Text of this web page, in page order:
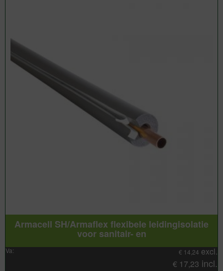
Armacell SH/Armaflex flexibele leidingisolatie
voor sanitair- en
Va: € 14,24 excl.
€ 17,23 incl.